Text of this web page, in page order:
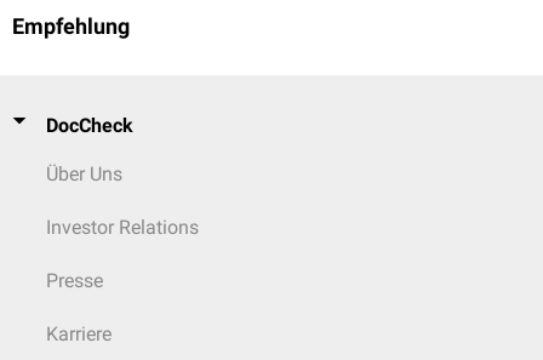
Empfehlung
DocCheck
Über Uns
Investor Relations
Presse
Karriere